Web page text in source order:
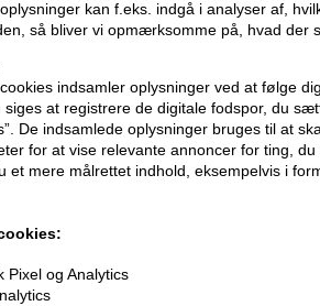
kan f.eks. indgå i analyser af,
så bliver vi opmærksomme på, hvad der
indsamler oplysninger ved at følge
siges at registrere de digitale fodspor, du
De indsamlede oplysninger bruges til at
for at vise relevante annoncer for ting,
et mere målrettet indhold, eksempelvis i
Pixel og Analytics
299,00 DKK